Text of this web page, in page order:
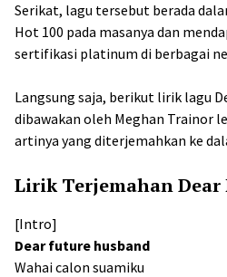
Serikat, lagu tersebut berada
Hot 100 pada masanya dan
sertifikasi platinum di berbagai
Langsung saja, berikut lirik lagu
dibawakan oleh Meghan Trainor
artinya yang diterjemahkan ke
Lirik Terjemahan Dear
[Intro]
Dear future husband
Wahai calon suamiku